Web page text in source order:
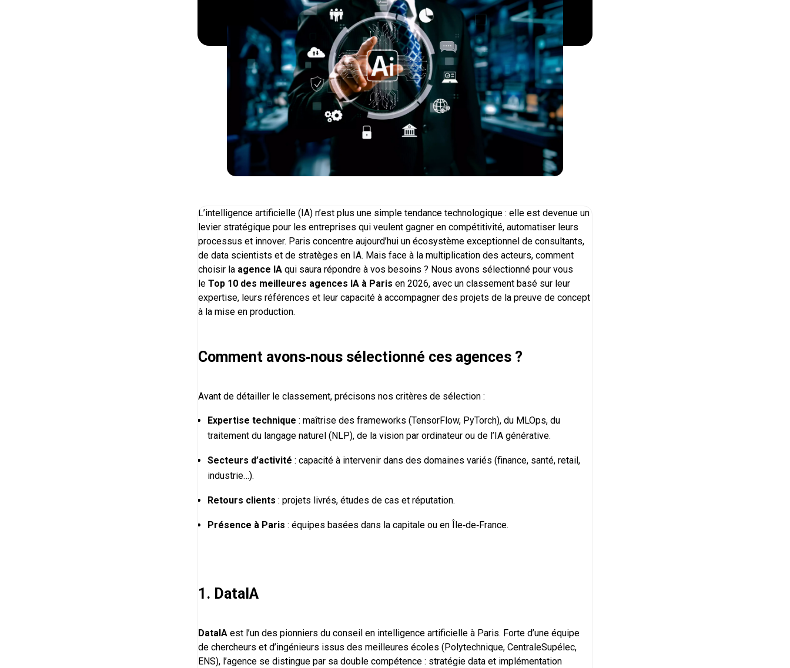
L’intelligence artificielle (IA) n’est plus une simple tendance technologique : elle est devenue un
levier stratégique pour les entreprises qui veulent gagner en compétitivité, automatiser leurs
processus et innover. Paris concentre aujourd’hui un écosystème exceptionnel de consultants,
de data scientists et de stratèges en IA. Mais face à la multiplication des acteurs, comment
choisir la agence IA qui saura répondre à vos besoins ? Nous avons sélectionné pour vous
le Top 10 des meilleures agences IA à Paris en 2026, avec un classement basé sur leur
expertise, leurs références et leur capacité à accompagner des projets de la preuve de concept
à la mise en production.
Comment avons‑nous sélectionné ces agences ?
Avant de détailler le classement, précisons nos critères de sélection :
Expertise technique : maîtrise des frameworks (TensorFlow, PyTorch), du MLOps, du
traitement du langage naturel (NLP), de la vision par ordinateur ou de l’IA générative.
Secteurs d’activité : capacité à intervenir dans des domaines variés (finance, santé, retail,
industrie…).
Retours clients : projets livrés, études de cas et réputation.
Présence à Paris : équipes basées dans la capitale ou en Île‑de‑France.
1. DataIA
DataIA est l’un des pionniers du conseil en intelligence artificielle à Paris. Forte d’une équipe
de chercheurs et d’ingénieurs issus des meilleures écoles (Polytechnique, CentraleSupélec,
ENS), l’agence se distingue par sa double compétence : stratégie data et implémentation